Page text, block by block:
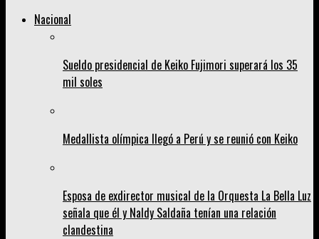
Nacional
Sueldo presidencial de Keiko Fujimori superará los 35
mil soles
Medallista olímpica llegó a Perú y se reunió con Keiko
Esposa de exdirector musical de la Orquesta La Bella Luz
señala que él y Naldy Saldaña tenían una relación
clandestina